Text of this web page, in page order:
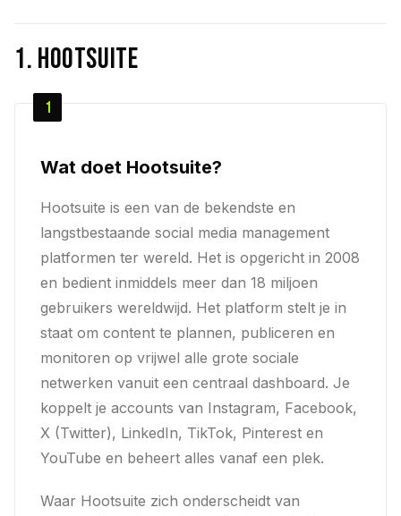
1. Hootsuite
1
Wat doet Hootsuite?
Hootsuite is een van de bekendste en
langstbestaande social media management
platformen ter wereld. Het is opgericht in 2008
en bedient inmiddels meer dan 18 miljoen
gebruikers wereldwijd. Het platform stelt je in
staat om content te plannen, publiceren en
monitoren op vrijwel alle grote sociale
netwerken vanuit een centraal dashboard. Je
koppelt je accounts van Instagram, Facebook,
X (Twitter), LinkedIn, TikTok, Pinterest en
YouTube en beheert alles vanaf een plek.
Waar Hootsuite zich onderscheidt van